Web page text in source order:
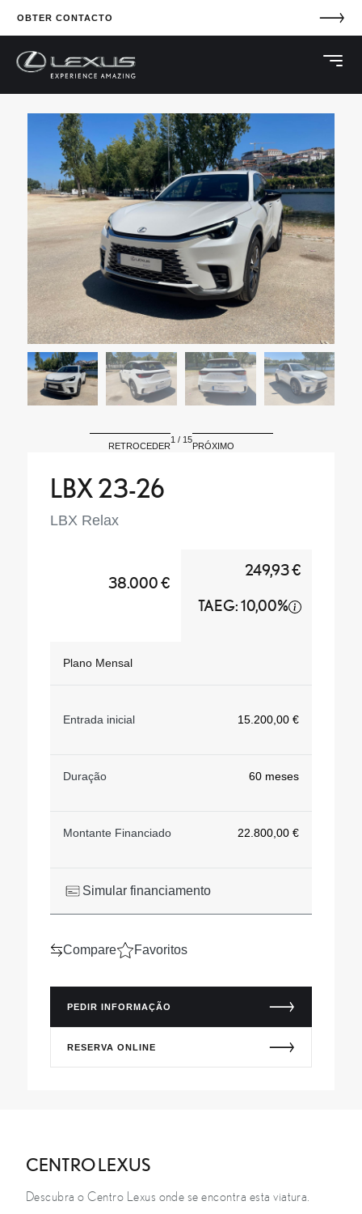
OBTER CONTACTO
RETROCEDER
1 / 15
PRÓXIMO
LBX 23-26
LBX Relax
38.000 €
249,93 €
TAEG: 10,00%
Plano Mensal
Entrada inicial 15.200,00 €
Duração 60 meses
Montante Financiado 22.800,00 €
Simular financiamento
Compare Favoritos
PEDIR INFORMAÇÃO
RESERVA ONLINE
CENTRO LEXUS
Descubra o Centro Lexus onde se encontra esta viatura.